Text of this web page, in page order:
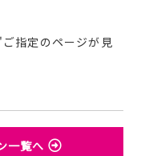
指定のページが見
一覧へ